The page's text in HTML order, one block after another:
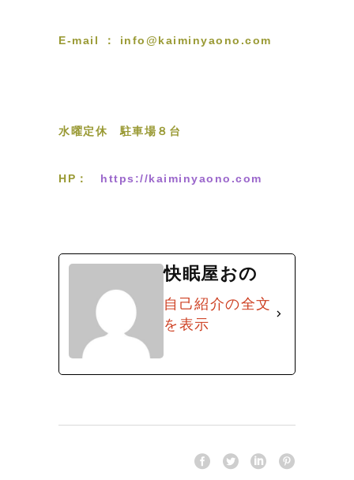
E-mail ： info@kaiminyaono.com
水曜定休 駐車場８台
HP： https://kaiminyaono.com
快眠屋おの
自己紹介の全文
を表示